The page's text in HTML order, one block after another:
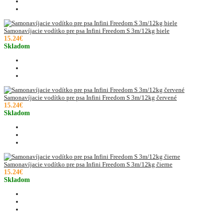
Samonavíjacie vodítko pre psa Infini Freedom S 3m/12kg biele
15.24€
Skladom
Samonavíjacie vodítko pre psa Infini Freedom S 3m/12kg červené
15.24€
Skladom
Samonavíjacie vodítko pre psa Infini Freedom S 3m/12kg čierne
15.24€
Skladom